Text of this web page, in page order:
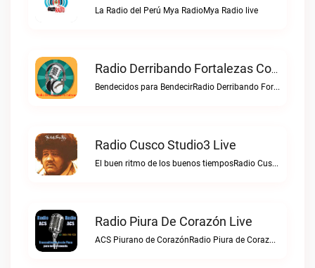
La Radio del Perú Mya RadioMya Radio live
Radio Derribando Fortalezas Con Cristo Live
Bendecidos para BendecirRadio Derribando Fortalezas con Cristo live
Radio Cusco Studio3 Live
El buen ritmo de los buenos tiemposRadio Cusco Studio3 live
Radio Piura De Corazón Live
ACS Piurano de CorazónRadio Piura de Corazón live